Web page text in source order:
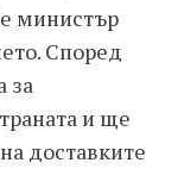
министър
Според
за
и ще
доставките